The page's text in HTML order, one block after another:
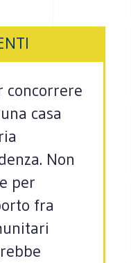
concorrere
casa
Non
per
fra